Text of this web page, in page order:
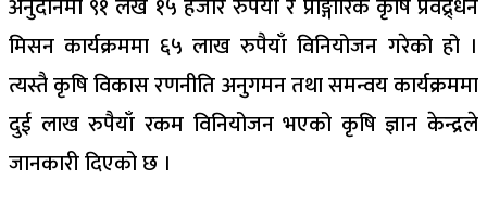
अनुदानमा ९१ लख १५ हजार रुपैयाँ र प्राङ्गारिक कृषि प्रवद्र्धन
मिसन कार्यक्रममा ६५ लाख रुपैयाँ विनियोजन गरेको हो ।
त्यस्तै कृषि विकास रणनीति अनुगमन तथा समन्वय कार्यक्रममा
दुई लाख रुपैयाँ रकम विनियोजन भएको कृषि ज्ञान केन्द्रले
जानकारी दिएको छ ।